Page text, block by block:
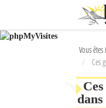
L'actualité à Diego Suarez
Vous êtes
Ces